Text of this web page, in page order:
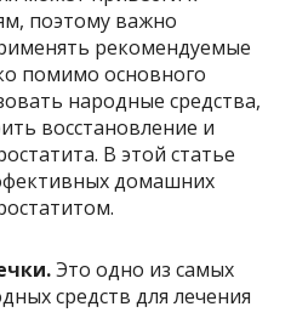
поэтому важно
рекомендуемые
помимо основного
народные средства,
восстановление и
В этой статье
домашних
Это одно из самых
средств для лечения